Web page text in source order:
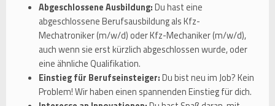
Abgeschlossene Ausbildung:Du hast eine
abgeschlossene Berufsausbildung als Kfz-
Mechatroniker (m/w/d) oder Kfz-Mechaniker (m/w/d),
auch wenn sie erst kürzlich abgeschlossen wurde, oder
eine ähnliche Qualifikation.
Einstieg für Berufseinsteiger:Du bist neu im Job? Kein
Problem! Wir haben einen spannenden Einstieg für dich.